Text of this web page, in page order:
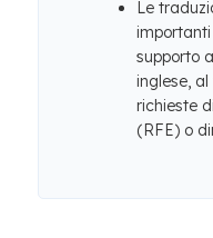
Le
supporto
inglese,
richieste
(RFE) o